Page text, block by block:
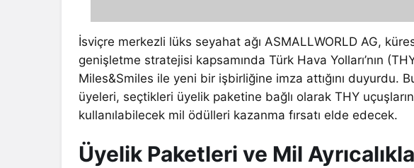
İsviçre merkezli lüks seyahat ağı ASMALLWORLD AG,
genişletme stratejisi kapsamında Türk Hava Yolları’nın
Miles&Smiles ile yeni bir işbirliğine imza attığını duyurdu.
üyeleri, seçtikleri üyelik paketine bağlı olarak THY
kullanılabilecek mil ödülleri kazanma fırsatı elde edecek.
Üyelik Paketleri ve Mil